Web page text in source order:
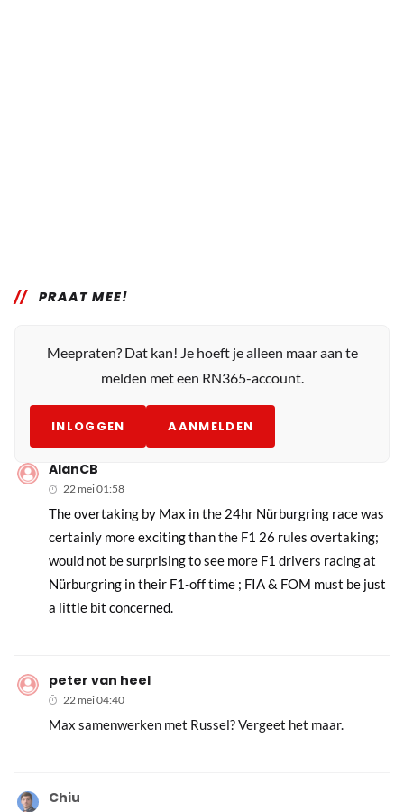
PRAAT MEE!
Meepraten? Dat kan! Je hoeft je alleen maar aan te
melden met een RN365-account.
INLOGGEN AANMELDEN
AlanCB
22 mei 01:58
The overtaking by Max in the 24hr Nürburgring race was
certainly more exciting than the F1 26 rules overtaking;
would not be surprising to see more F1 drivers racing at
Nürburgring in their F1-off time ; FIA & FOM must be just
a little bit concerned.
peter van heel
22 mei 04:40
Max samenwerken met Russel? Vergeet het maar.
Chiu